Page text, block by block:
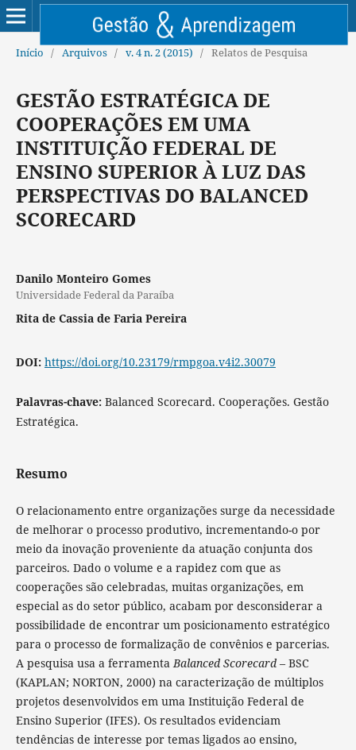
Início / Arquivos / v. 4 n. 2 (2015) / Relatos de Pesquisa
GESTÃO ESTRATÉGICA DE
COOPERAÇÕES EM UMA
INSTITUIÇÃO FEDERAL DE
ENSINO SUPERIOR À LUZ DAS
PERSPECTIVAS DO BALANCED
SCORECARD
Danilo Monteiro Gomes
Universidade Federal da Paraíba
Rita de Cassia de Faria Pereira
DOI: https://doi.org/10.23179/rmpgoa.v4i2.30079
Palavras-chave: Balanced Scorecard. Cooperações. Gestão
Estratégica.
Resumo
O relacionamento entre organizações surge da necessidade
de melhorar o processo produtivo, incrementando-o por
meio da inovação proveniente da atuação conjunta dos
parceiros. Dado o volume e a rapidez com que as
cooperações são celebradas, muitas organizações, em
especial as do setor público, acabam por desconsiderar a
possibilidade de encontrar um posicionamento estratégico
para o processo de formalização de convênios e parcerias.
A pesquisa usa a ferramentaBalanced Scorecard – BSC
(KAPLAN; NORTON, 2000) na caracterização de múltiplos
projetos desenvolvidos em uma Instituição Federal de
Ensino Superior (IFES). Os resultados evidenciam
tendências de interesse por temas ligados ao ensino,